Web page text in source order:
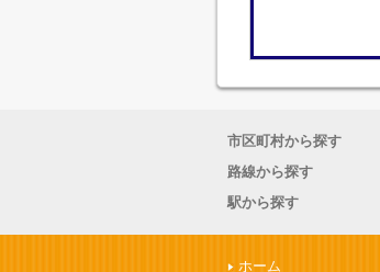
市区町村から探す
路線から探す
駅から探す
ホーム